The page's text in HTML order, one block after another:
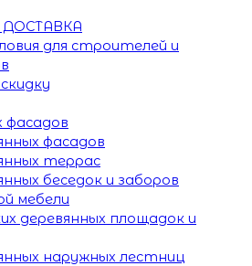
для строителей и
фасадов
фасадов
террас
беседок и заборов
мебели
деревянных площадок и
наружных лестниц